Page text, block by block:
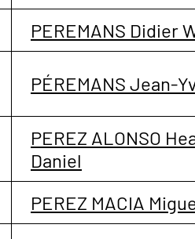
PEREMANS Didier
PÉREMANS Jean-
PEREZ ALONSO
Daniel
PEREZ MACIA